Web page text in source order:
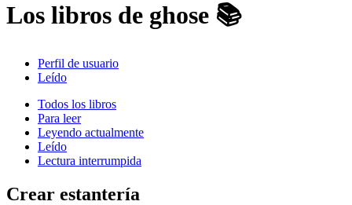
Los libros de ghose 📚
Perfil de usuario
Leído
Todos los libros
Para leer
Leyendo actualmente
Leído
Lectura interrumpida
Crear estantería